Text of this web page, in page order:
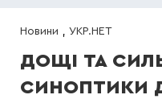
Новини , УКР.НЕТ
ДОЩІ ТА
СИНОПТИКИ